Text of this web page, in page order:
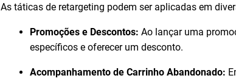
As táticas de retargeting podem ser aplicadas em
Promoções e Descontos: Ao lançar uma
específicos e oferecer um desconto.
Acompanhamento de Carrinho Abandonado: